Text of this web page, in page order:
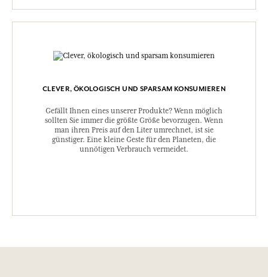
CLEVER, ÖKOLOGISCH UND SPARSAM KONSUMIEREN
Gefällt Ihnen eines unserer Produkte? Wenn möglich
sollten Sie immer die größte Größe bevorzugen. Wenn
man ihren Preis auf den Liter umrechnet, ist sie
günstiger. Eine kleine Geste für den Planeten, die
unnötigen Verbrauch vermeidet.